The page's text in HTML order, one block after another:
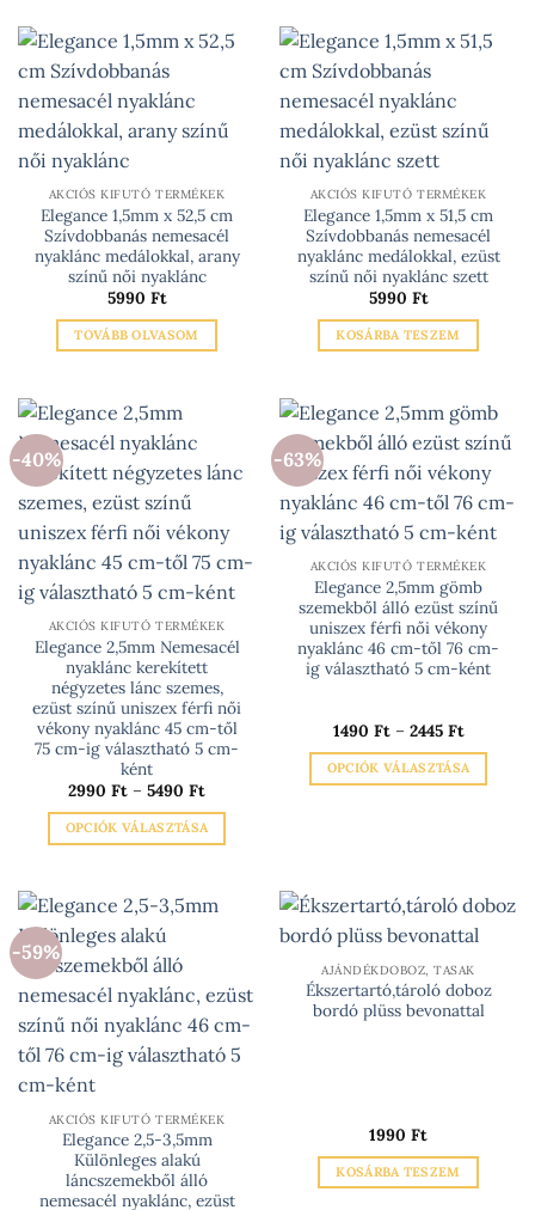
terméknek
több
variációja
van.
A
a
termékoldalon
választhatók
ki
variációja
van.
A
változatok
a
termékoldalon
AKCIÓS KIFUTÓ TERMÉKEK
Elegance 1,5mm x 52,5 cm
Szívdobbanás nemesacél
nyaklánc medálokkal, arany
színű női nyaklánc
5990 Ft
TOVÁBB OLVASOM
AKCIÓS KIFUTÓ TERMÉKEK
Elegance 1,5mm x 51,5 cm
Szívdobbanás nemesacél
nyaklánc medálokkal, ezüst
színű női nyaklánc szett
5990 Ft
KOSÁRBA TESZEM
-40%
AKCIÓS KIFUTÓ TERMÉKEK
Elegance 2,5mm Nemesacél
nyaklánc kerekített
négyzetes lánc szemes,
ezüst színű uniszex férfi női
vékony nyaklánc 45 cm-től
75 cm-ig választható 5 cm-
ként
2990 Ft – 5490 FtÁrtartomány:
-
5490 Ft
OPCIÓK VÁLASZTÁSA
terméknek
több
variációja
A
változatok
a
ki
-63%
AKCIÓS KIFUTÓ TERMÉKEK
Elegance 2,5mm gömb
szemekből álló ezüst színű
uniszex férfi női vékony
nyaklánc 46 cm-től 76 cm-
ig választható 5 cm-ként
1490 Ft – 2445 Ft
-
2445 Ft
OPCIÓK VÁLASZTÁSA
variációja
van.
A
változatok
a
termékoldalon
-59%
AKCIÓS KIFUTÓ TERMÉKEK
Elegance 2,5-3,5mm
Különleges alakú
láncszemekből álló
nemesacél nyaklánc, ezüst
AJÁNDÉKDOBOZ, TASAK
Ékszertartó,tároló doboz
bordó plüss bevonattal
1990 Ft
KOSÁRBA TESZEM